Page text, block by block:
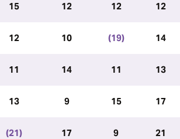
15 12 12 12
12 10 (19) 14
11 14 11 13
13 9 15 17
(21) 17 9 21